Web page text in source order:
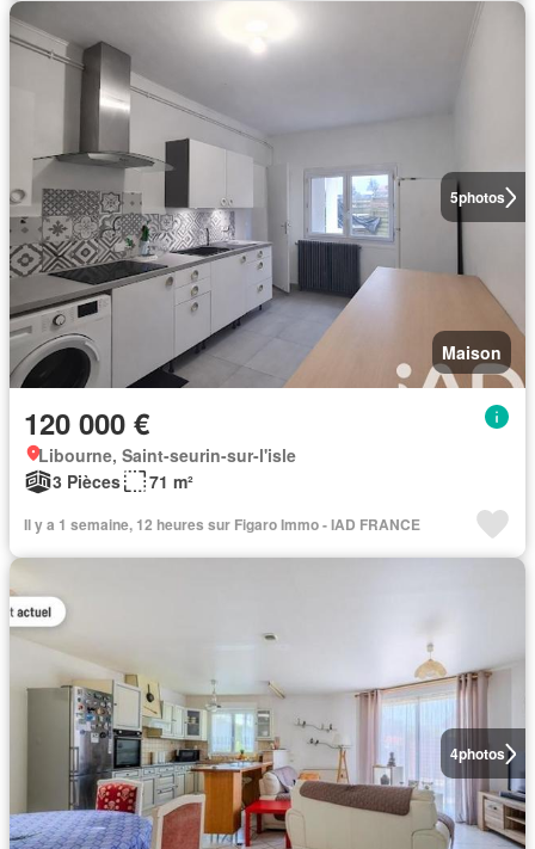
5photos
Maison
120 000 €
Libourne, Saint-seurin-sur-l'isle
3 Pièces
71 m²
Il y a 1 semaine, 12 heures sur Figaro Immo - IAD FRANCE
4photos